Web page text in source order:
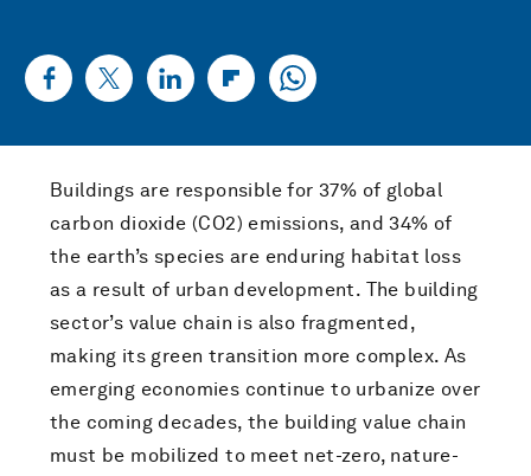
Buildings are responsible for 37% of global
carbon dioxide (CO2) emissions, and 34% of
the earth’s species are enduring habitat loss
as a result of urban development. The building
sector’s value chain is also fragmented,
making its green transition more complex. As
emerging economies continue to urbanize over
the coming decades, the building value chain
must be mobilized to meet net-zero, nature-